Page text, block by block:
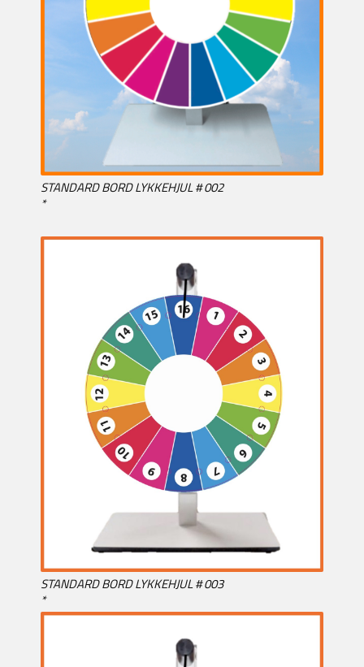
STANDARD BORD LYKKEHJUL # 002
*
STANDARD BORD LYKKEHJUL # 003
*